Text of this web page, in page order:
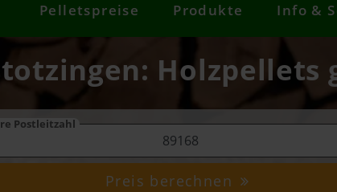
Pelletspreise Produkte Info &
Holzpellets
Postleitzahl
Preis berechnen